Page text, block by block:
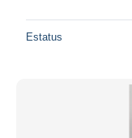
Estatus